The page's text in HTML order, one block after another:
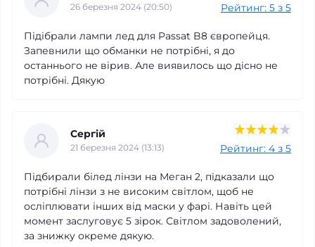
26 березня 2024 (20:50) Рейтинг: 5 з 5
Підібрали лампи лед для Passat B8 європейця.
Запевнили що обманки не потрібні, я до
останнього не вірив. Але виявилось що дісно не
потрібні. Дякую
Сергій
21 березня 2024 (13:13) Рейтинг: 4 з 5
Підбирали білед лінзи на Меган 2, підказали що
потрібні лінзи з не високим світлом, щоб не
осліплювати інших від маски у фарі. Навіть цей
момент заслуговує 5 зірок. Світлом задоволений,
за знижку окреме дякую.